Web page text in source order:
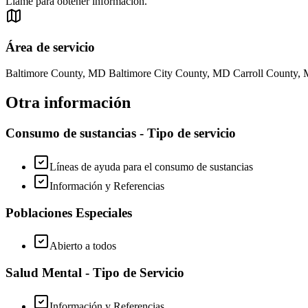
Área de servicio
Baltimore County, MD Baltimore City County, MD Carroll County,
Otra información
Consumo de sustancias - Tipo de servicio
Líneas de ayuda para el consumo de sustancias
Información y Referencias
Poblaciones Especiales
Abierto a todos
Salud Mental - Tipo de Servicio